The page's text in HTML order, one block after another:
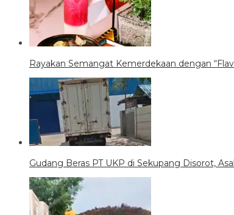
Rayakan Semangat Kemerdekaan dengan
Gudang Beras PT UKP di Sekupang Disorot,